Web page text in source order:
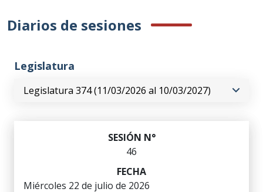
Diarios de sesiones
Legislatura
46
Miércoles 22 de julio de 2026